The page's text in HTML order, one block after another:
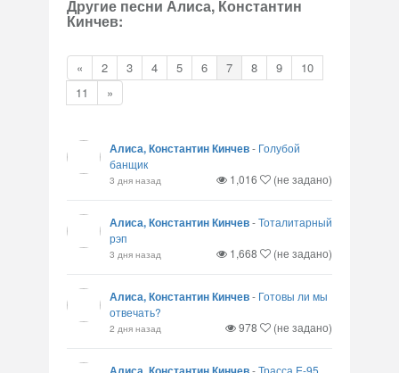
Другие песни Алиса, Константин
Кинчев:
« 2 3 4 5 6 7 8 9
10
11
»
Алиса, Константин Кинчев- Голубой
банщик
3 дня назад 1,016 (не задано)
Алиса, Константин Кинчев-Тоталитарный
рэп
3 дня назад 1,668 (не задано)
Алиса, Константин Кинчев- Готовы ли мы
отвечать?
2 дня назад 978 (не задано)
-Трасса E-95